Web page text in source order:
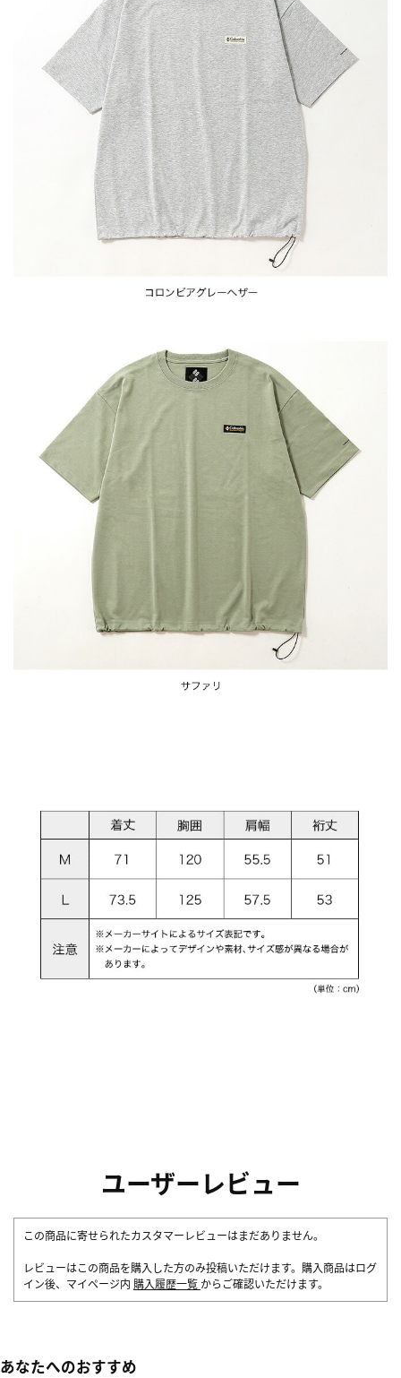
ユーザーレビュー
この商品に寄せられたカスタマーレビューはまだありません。
レビューはこの商品を購入した方のみ投稿いただけます。購入商品はログ
イン後、マイページ内 購入履歴一覧 からご確認いただけます。
あなたへのおすすめ